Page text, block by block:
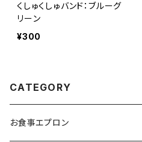
くしゅくしゅバンド：ブルーグ
リーン
¥300
CATEGORY
お食事エプロン